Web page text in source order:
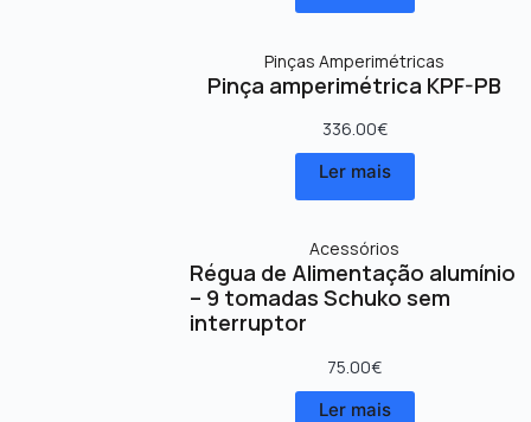
Pinças Amperimétricas
Pinça amperimétrica KPF-PB
336.00€
Ler mais
Acessórios
Régua de Alimentação alumínio
– 9 tomadas Schuko sem
interruptor
75.00€
Ler mais